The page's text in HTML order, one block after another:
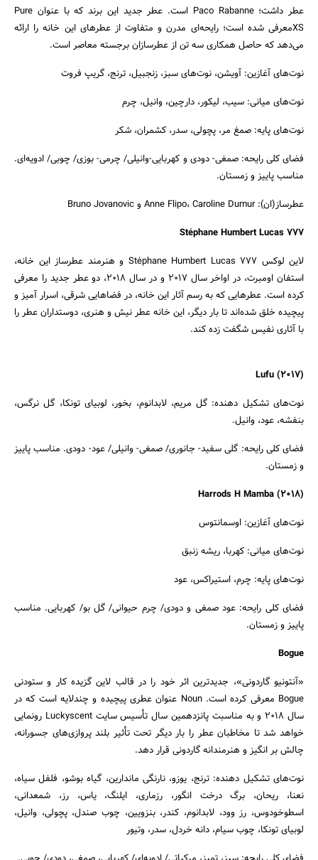
عطر داشت؛ Paco Rabanne است. عطر جدید این برند که با عنوان Pure
XSمعرفی شده است؛ رایحه‌ای مدرن و متفاوت از عطرهای این خانه را ارائه
می‌دهد که حاصل همکاری سه تن از عطرسازان برجسته معاصر است.
نوت‌های آغازین: آویشن، نوت‌های سبز، زنجبیل، ترنج، گریپ فروت
نوت‌های میانی: سیب، لیکور، دارچین، وانیل، چرم
نوت‌های پایه: صمغ مر، پچولی، سدر، کشمران، شکر
فضای کلی رایحه: صمغی- دودی و کهربایی-وانیلی/ چرمی- بوزی/ چوبی/ ادویه‌ای.
مناسب پاییز و زمستان.
عطرساز(ان): Anne Flipo، Caroline Dumur و Bruno Jovanovic
Stéphane Humbert Lucas 777
لاین لوکس Stéphane Humbert Lucas 777 و هنرمند عطرساز این خانه،
استفان اومبرت، در اواخر سال 2017 و در سال 2018، دو عطر جدید را معرفی
کرده است. عطرهایی که به رسم آثار این خانه، در فضاهایی شرقی، اسرار آمیز و
پیچیده خلق شده‌اند تا بار دیگر، این خانه عطر نیش و هنری، دوستداران عطر را
با آثاری نفیس شگفت زده کند.
(Lufu (2017
نوت‌های تشکیل دهنده: گل مریم، لابدانوم، بخور، لوبیای تونکا، گل نرگس،
بنفشه، عود، وانیل.
فضای کلی رایحه: گلی سفید- جانوری/ صمغی- وانیلی/ عود- دودی. مناسب پاییز
و زمستان.
(Harrods H Mamba (2018
نوت‌های آغازین: اوسمانتوس
نوت‌های میانی: کهربا، ریشه زنبق
نوت‌های پایه: چرم، استیراکس، عود
فضای کلی رایحه: عود صمغی و دودی/ چرم حیوانی/ گل بو/ کهربایی. مناسب
پاییز و زمستان.
Bogue
«آنتونیو گاردونی»، جدیدترین اثر خود را در قالب لاین گزیده کار و ستودنی
Bogue معرفی کرده است. Noun عنوان عطری پیچیده و چندلایه است که در
سال 2018 و به مناسبت پانزدهمین سال تأسیس سایت Luckyscent رونمایی
خواهد شد تا مخاطبان عطر را بار دیگر تحت تأثیر بلند پروازی‌های جسورانه،
چالش بر انگیز و هنرمندانه گاردونی قرار دهد.
نوت‌های تشکیل دهنده: ترنج، یوزو، نارنگی ماندارین، گیاه بوشو، فلفل سیاه،
نعنا، ریحان، برگ درخت انگور، رزماری، ایلنگ، یاس، رز، شمعدانی،
اسطوخودوس، رز وود، لابدانوم، کندر، بنزویین، چوب صندل، پچولی، وانیل،
لوبیای تونکا، چوب سیام، دانه خردل، سدر، وتیور